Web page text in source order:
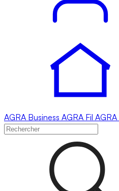
AGRA Business AGRA Fil AGRA